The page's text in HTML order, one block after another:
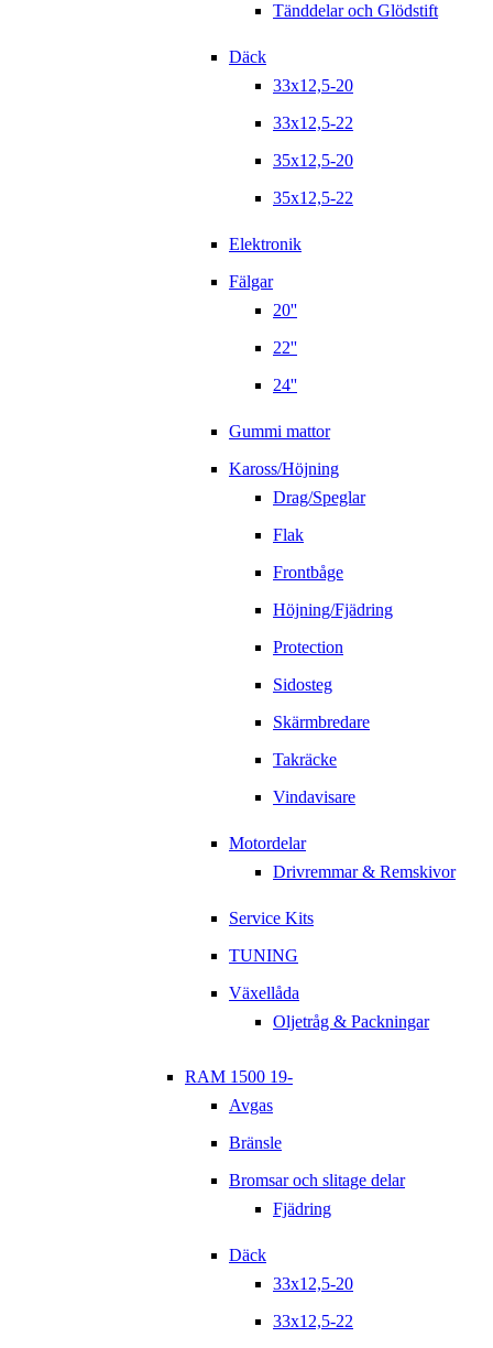
Tänddelar och Glödstift
Däck
33x12,5-20
33x12,5-22
35x12,5-20
35x12,5-22
Elektronik
Fälgar
20''
22''
24''
Gummi mattor
Kaross/Höjning
Drag/Speglar
Flak
Frontbåge
Höjning/Fjädring
Protection
Sidosteg
Skärmbredare
Takräcke
Vindavisare
Motordelar
Drivremmar & Remskivor
Service Kits
TUNING
Växellåda
Oljetråg & Packningar
RAM 1500 19-
Avgas
Bränsle
Bromsar och slitage delar
Fjädring
Däck
33x12,5-20
33x12,5-22